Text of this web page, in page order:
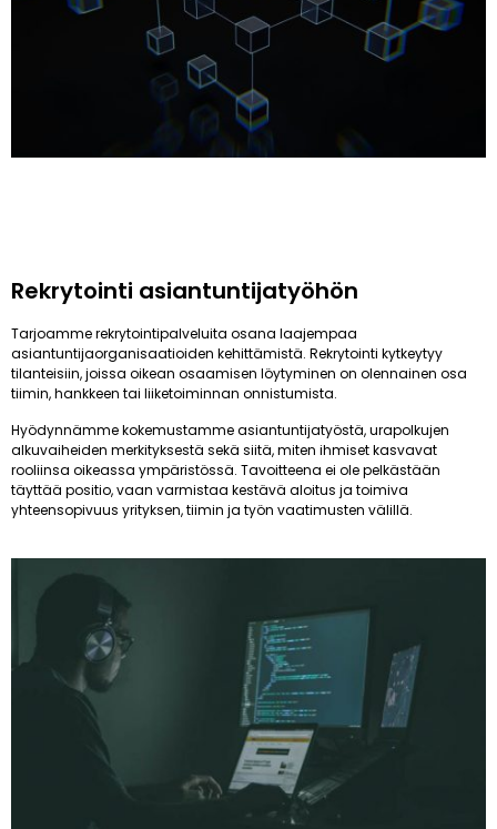
Rekrytointi asiantuntijatyöhön
Tarjoamme rekrytointipalveluita osana laajempaa
asiantuntijaorganisaatioiden kehittämistä. Rekrytointi kytkeytyy
tilanteisiin, joissa oikean osaamisen löytyminen on olennainen osa
tiimin, hankkeen tai liiketoiminnan onnistumista.
Hyödynnämme kokemustamme asiantuntijatyöstä, urapolkujen
alkuvaiheiden merkityksestä sekä siitä, miten ihmiset kasvavat
rooliinsa oikeassa ympäristössä. Tavoitteena ei ole pelkästään
täyttää positio, vaan varmistaa kestävä aloitus ja toimiva
yhteensopivuus yrityksen, tiimin ja työn vaatimusten välillä.